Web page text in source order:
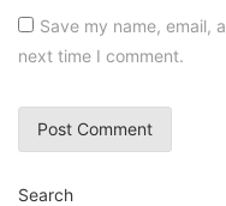
Save my name, email,
next time I comment.
Search